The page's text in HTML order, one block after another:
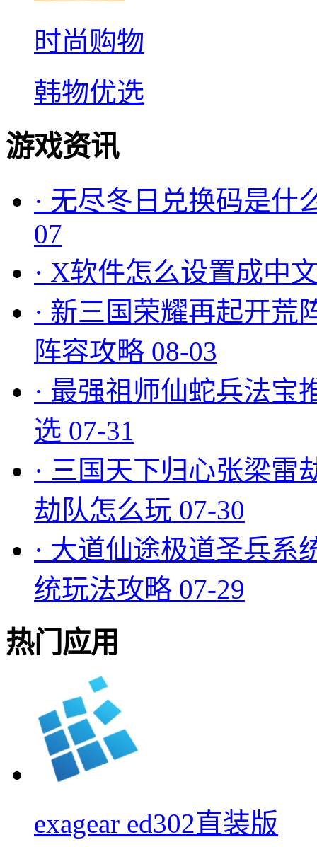
时尚购物
韩物优选
游戏资讯
· 无尽冬日兑换码是什
07
· X软件怎么设置成中
· 新三国荣耀再起开荒
阵容攻略 08-03
· 最强祖师仙蛇兵法宝
选 07-31
· 三国天下归心张梁雷
劫队怎么玩 07-30
· 大道仙途极道圣兵系
统玩法攻略 07-29
热门应用
exagear ed302直装版